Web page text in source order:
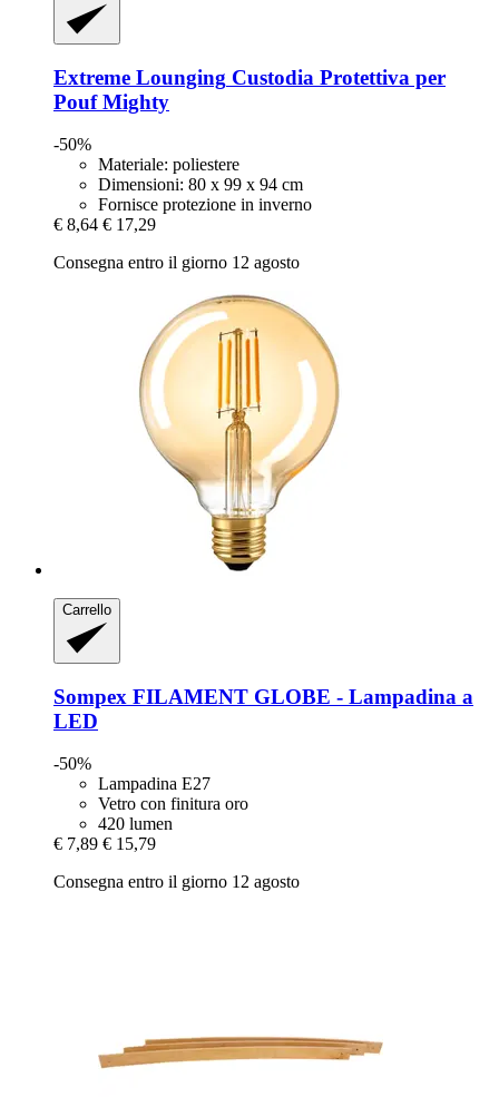
Extreme Lounging Custodia Protettiva per
Pouf Mighty
-50%
Materiale: poliestere
Dimensioni: 80 x 99 x 94 cm
Fornisce protezione in inverno
€ 8,64 € 17,29
Consegna entro il giorno 12 agosto
Carrello
Sompex FILAMENT GLOBE -​ Lampadina a
LED
-50%
Lampadina E27
Vetro con finitura oro
420 lumen
€ 7,89 € 15,79
Consegna entro il giorno 12 agosto